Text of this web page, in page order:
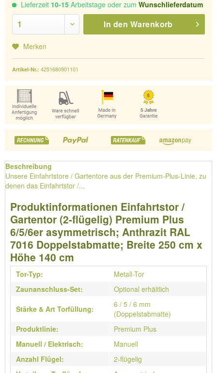
Lieferzeit 10-15 Arbeitstage oder zum Wunschlieferdatum
In den Warenkorb
Merken
Artikel-Nr.: 4251680901101
Beschreibung
Unsere Einfahrtstore / Gartentore aus der Premium-Plus-Linie, zu
denen das Einfahrtstor /...
Produktinformationen Einfahrtstor /
Gartentor (2-flügelig) Premium Plus
6/5/6er asymmetrisch; Anthrazit RAL
7016 Doppelstabmatte; Breite 250 cm x
Höhe 140 cm
Tor-Typ:
Metall-Tor
Zaunanschluss-Set:
Optional erhältlich
Stärke & Art Torfüllung:
6 / 5 / 6 mm
(Doppelstabmatte)
Produktlinie:
Premium Plus
Manuell / Elektrisch:
Manuell
Anzahl Flügel:
2-flügelig